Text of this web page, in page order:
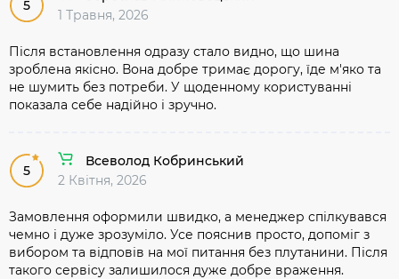
5
1 Травня, 2026
Після встановлення одразу стало видно, що шина
зроблена якісно. Вона добре тримає дорогу, їде м'яко та
не шумить без потреби. У щоденному користуванні
показала себе надійно і зручно.
5
Всеволод Кобринський
2 Квітня, 2026
Замовлення оформили швидко, а менеджер спілкувався
чемно і дуже зрозуміло. Усе пояснив просто, допоміг з
вибором та відповів на мої питання без плутанини. Після
такого сервісу залишилося дуже добре враження.